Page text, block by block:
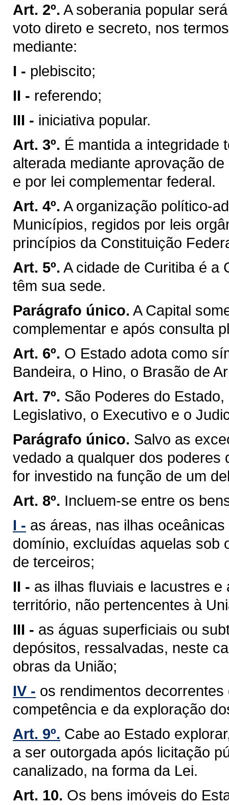
Art. 2º. A soberania popular
voto direto e secreto, nos
mediante:
I - plebiscito;
II - referendo;
III - iniciativa popular.
Art. 3º. É mantida a integridade
alterada mediante aprovação
e por lei complementar federal.
Art. 4º. A organização político-
Municípios, regidos por leis
princípios da Constituição
Art. 5º. A cidade de Curitiba é a
têm sua sede.
Parágrafo único. A Capital
complementar e após consulta
Art. 6º. O Estado adota como
Bandeira, o Hino, o Brasão de
Art. 7º. São Poderes do
Legislativo, o Executivo e o
Parágrafo único. Salvo as
vedado a qualquer dos poderes
for investido na função de um
Art. 8º. Incluem-se entre os
I - as áreas, nas ilhas
domínio, excluídas aquelas sob
de terceiros;
II - as ilhas ﬂuviais e lacustres
território, não pertencentes à
III - as águas superﬁciais ou
depósitos, ressalvadas, neste
obras da União;
IV - os rendimentos
competência e da exploração
Art. 9º. Cabe ao Estado
a ser outorgada após licitação
canalizado, na forma da Lei.
Art. 10. Os bens imóveis do